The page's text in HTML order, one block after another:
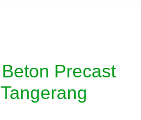
Precast